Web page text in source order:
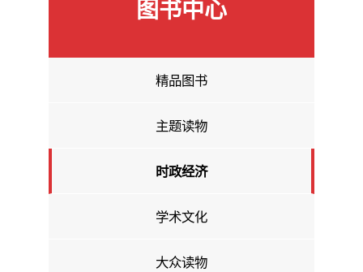
图书中心
精品图书
主题读物
时政经济
学术文化
大众读物